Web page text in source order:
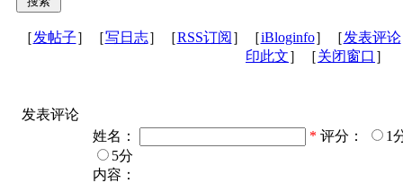
［发帖子］［写日志］［RSS订阅 ］［iBloginfo］［发表评论
印此文］［关闭窗口 ］
发表评论
姓名：
* 评分：
1
5分
内容：